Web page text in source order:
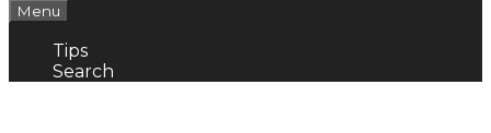
Menu
Tips
Search